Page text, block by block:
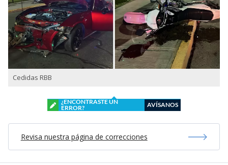
Cedidas RBB
¿ENCONTRASTE UN
ERROR?
AVÍSANOS
Revisa nuestra página de correcciones